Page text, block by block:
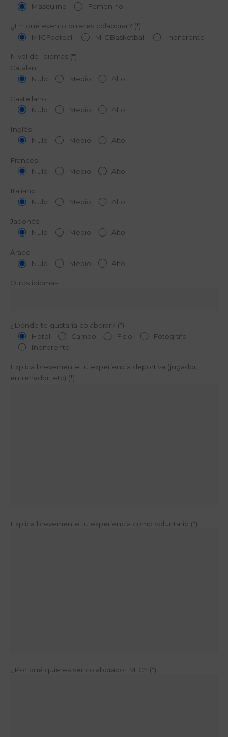
Masculino
Femenino
¿En qué evento quieres colaborar? (*)
MICFootball
MICBasketball Indiferente
Nivel de Idiomas (*)
Catalan
Nulo
Medio Alto
Castellano
Nulo
Medio Alto
Inglés
Nulo
Medio Alto
Francés
Nulo
Medio Alto
Italiano
Nulo
Medio Alto
Japonés
Nulo
Medio Alto
Árabe
Nulo
Medio Alto
Otros idiomas
¿Dónde te gustaría colaborar? (*)
Hotel
Campo Fisio
Fotógrafo
Indiferente
Explica brevemente tu experiencia deportiva (jugador,
entrenador, etc) (*)
Explica brevemente tu experiencia como voluntario (*)
¿Por qué quieres ser colaborador MIC? (*)